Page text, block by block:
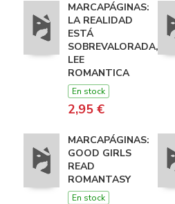
MARCAPÁGINAS:
LA REALIDAD
ESTÁ
SOBREVALORADA,
LEE
ROMANTICA
En stock
2,95 €
MARCAPÁGINAS:
GOOD GIRLS
READ
ROMANTASY
En stock